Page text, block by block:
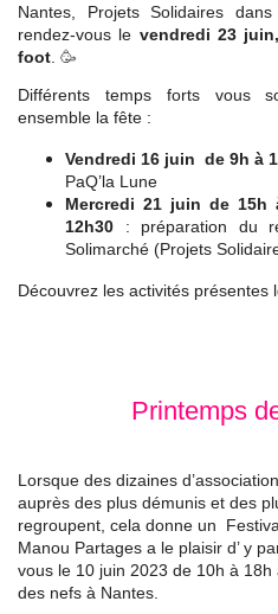
Nantes, Projets Solidaires
rendez-vous le vendredi 23
foot 🥳
Différents temps forts vous
ensemble la fête :
Vendredi 16 juin de 9h à
PaQ’la Lune
Mercredi 21 juin de
12h30 : préparation du
Solimarché (Projets
Découvrez les activités présentes
Printemps
Lorsque des dizaines
auprès des plus démunis et des
regroupent, cela donne un
Manou Partages a le plaisir d’ y
vous le 10 juin 2023 de 10h à
des nefs à Nantes.